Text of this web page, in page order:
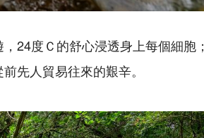
24度Ｃ的舒心浸透身上每個細胞；
先人貿易往來的艱辛。